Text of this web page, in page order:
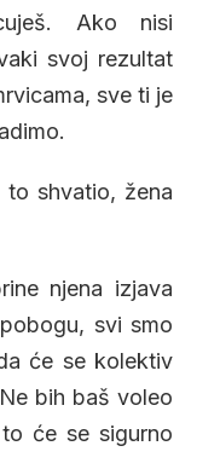
Ako nisi
svoj rezultat
sve ti je
shvatio, žena
njena izjava
svi smo
će se kolektiv
bih baš voleo
će se sigurno